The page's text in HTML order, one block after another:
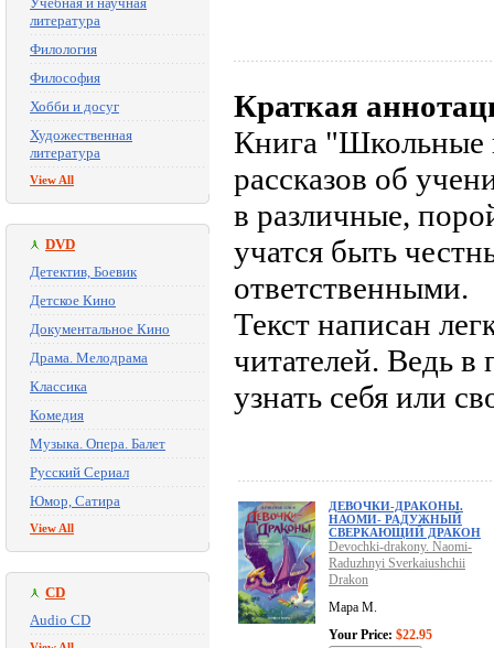
литература
Филология
Философия
Хобби и досуг
Художественная
литература
View All
DVD
Детектив, Боевик
Детское Кино
Документальное Кино
Драма. Мелодрама
Классика
Комедия
Музыка. Опера. Балет
Русский Сериал
Юмор, Сатира
View All
CD
Audio CD
Краткая
Книга "Школьные
рассказов об
в различные,
учатся быть
ответственными.
Текст написан
читателей. Ведь в
узнать себя или
ДЕВОЧКИ-ДРАКОНЫ.
НАОМИ- РАДУЖНЫЙ
СВЕРКАЮЩИЙ ДРАКОН
Devochki-drakony. Naomi-
Raduzhnyi Sverkaiushchii
Drakon
Мара М.
Your Price: $22.95